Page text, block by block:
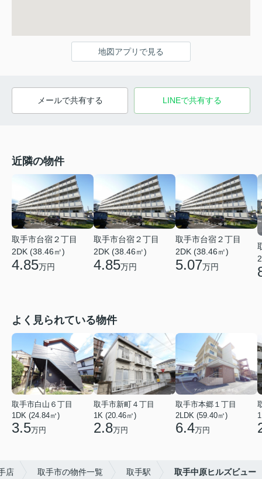
地図アプリで見る
メールで共有する LINEで共有する
近隣の物件
取手市台宿２丁目
2DK (38.46㎡)
4.85万円
取手市台宿２丁目
2DK (38.46㎡)
4.85万円
取手市台宿２丁目
2DK (38.46㎡)
5.07万円
よく見られている物件
取手市白山６丁目
1DK (24.84㎡)
3.5万円
取手市新町４丁目
1K (20.46㎡)
2.8万円
取手市本郷１丁目
2LDK (59.40㎡)
6.4万円
店 取手市の物件一覧 取手駅 取手中原ヒルズビュー